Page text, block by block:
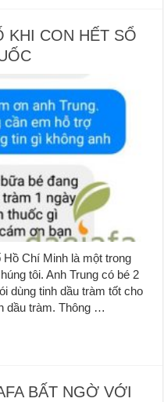
KHI CON HẾT SỔ
Chí Minh là một trong
tôi. Anh Trung có bé 2
dùng tinh dầu tràm tốt cho
dầu tràm. Thông …
BẤT NGỜ VỚI